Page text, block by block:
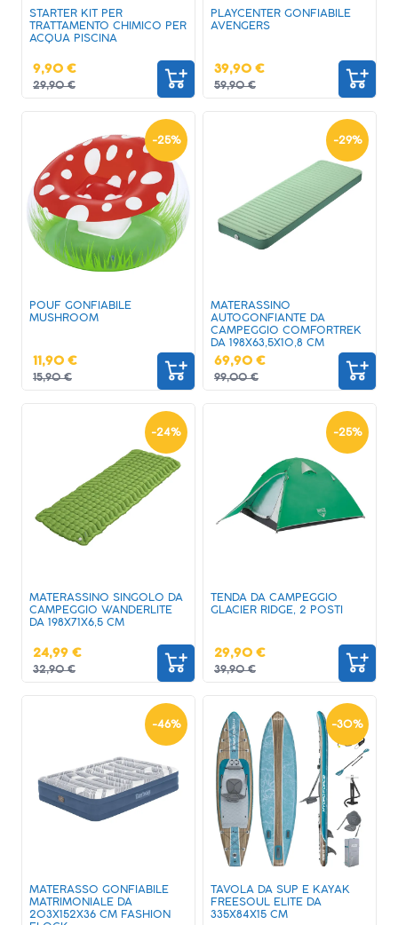
STARTER KIT PER
TRATTAMENTO CHIMICO PER
ACQUA PISCINA
9,90 €
29,90 €
PLAYCENTER GONFIABILE
AVENGERS
39,90 €
59,90 €
-25%
POUF GONFIABILE
MUSHROOM
11,90 €
15,90 €
-29%
MATERASSINO
AUTOGONFIANTE DA
CAMPEGGIO COMFORTREK
DA 198X63,5X10,8 CM
69,90 €
99,00 €
-24%
MATERASSINO SINGOLO DA
CAMPEGGIO WANDERLITE
DA 198X71X6,5 CM
24,99 €
32,90 €
-25%
TENDA DA CAMPEGGIO
GLACIER RIDGE, 2 POSTI
29,90 €
39,90 €
-46%
MATERASSO GONFIABILE
MATRIMONIALE DA
203X152X36 CM FASHION
-30%
TAVOLA DA SUP E KAYAK
FREESOUL ELITE DA
335X84X15 CM